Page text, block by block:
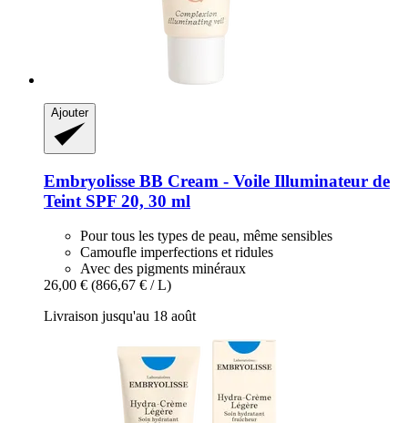
Ajouter
Embryolisse BB Cream -​ Voile Illuminateur de
Teint SPF 20, 30 ml
Pour tous les types de peau, même sensibles
Camoufle imperfections et ridules
Avec des pigments minéraux
26,00 € (866,67 € / L)
Livraison jusqu'au 18 août